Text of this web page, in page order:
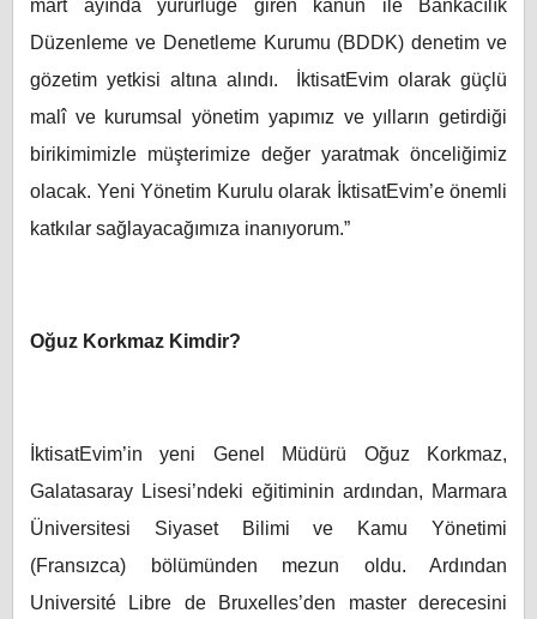
mart ayında yürürlüğe giren kanun ile Bankacılık
Düzenleme ve Denetleme Kurumu (BDDK) denetim ve
gözetim yetkisi altına alındı. İktisatEvim olarak güçlü
malî ve kurumsal yönetim yapımız ve yılların getirdiği
birikimimizle müşterimize değer yaratmak önceliğimiz
olacak. Yeni Yönetim Kurulu olarak İktisatEvim’e önemli
katkılar sağlayacağımıza inanıyorum.”
Oğuz Korkmaz Kimdir?
İktisatEvim’in yeni Genel Müdürü Oğuz Korkmaz,
Galatasaray Lisesi’ndeki eğitiminin ardından, Marmara
Üniversitesi Siyaset Bilimi ve Kamu Yönetimi
(Fransızca) bölümünden mezun oldu. Ardından
Université Libre de Bruxelles’den master derecesini